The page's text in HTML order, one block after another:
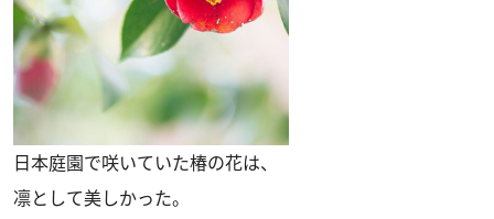
日本庭園で咲いていた椿の花は、
凛として美しかった。